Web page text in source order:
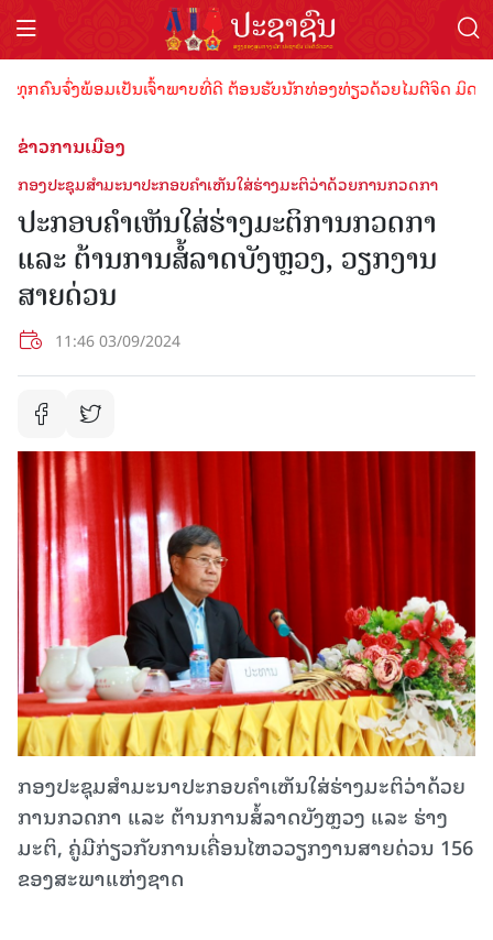
ຄົນຈົ່ງພ້ອມເປັນເຈົ້າພາບທີ່ດີ ຕ້ອນຮັບນັກທ່ອງທ່ຽວດ້ວຍໄມຕີຈິດ ມິດຕະ
ຂ່າວການເມືອງ
ກອງປະຊຸມສໍາມະນາປະກອບຄຳເຫັນໃສ່ຮ່າງມະຕິວ່າດ້ວຍການກວດກາ
ປະກອບຄໍາເຫັນໃສ່ຮ່າງມະຕິການກວດກາ
ແລະ ຕ້ານການສໍ້ລາດບັງຫຼວງ, ວຽກງານ
ສາຍດ່ວນ
11:46 03/09/2024
ກອງປະຊຸມສໍາມະນາປະກອບຄຳເຫັນໃສ່ຮ່າງມະຕິວ່າດ້ວຍ
ການກວດກາ ແລະ ຕ້ານການສໍ້ລາດບັງຫຼວງ ແລະ ຮ່າງ
ມະຕິ, ຄູ່ມືກ່ຽວກັບການເຄື່ອນໄຫວວຽກງານສາຍດ່ວນ 156
ຂອງສະພາແຫ່ງຊາດ